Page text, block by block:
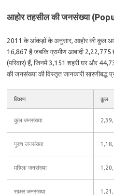
आहोर तहसील की जनसंख्या
2011 के आंकड़ों के अनुसार, आहोर की कुल
16,867 है जबकि ग्रामीण आबादी
(परिवार) हैं, जिनमें 3,151 शहरी घर और
की जनसंख्या की विस्तृत जानकारी सारणीबद्ध
विवरण कुल
कुल जनसंख्या
पुरुष जनसंख्या
महिला जनसंख्या
साक्षर जनसंख्या